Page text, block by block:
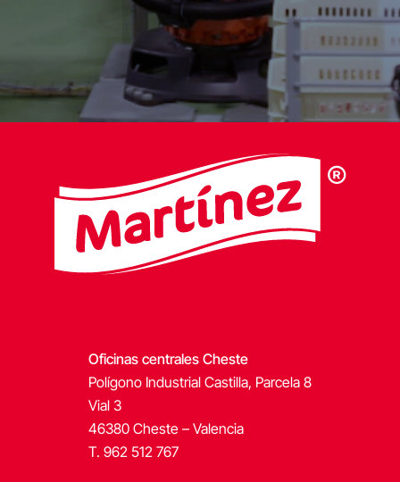
Oficinas centrales Cheste
Polígono Industrial Castilla, Parcela 8
Vial 3
46380 Cheste – Valencia
T. 962 512 767